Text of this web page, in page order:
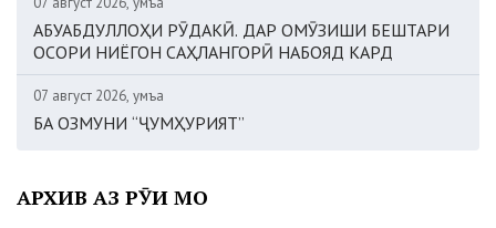
АБУАБДУЛЛОҲИ РӮДАКӢ. ДАР ОМӮЗИШИ БЕШТАРИ
ОСОРИ НИЁГОН САҲЛАНГОРӢ НАБОЯД КАРД
07 август 2026, Ҷумъа
БА ОЗМУНИ “ҶУМҲУРИЯТ”
АРХИВ АЗ РӮИ МОҲ